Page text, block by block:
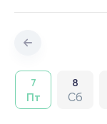
7
Пт
8
Сб